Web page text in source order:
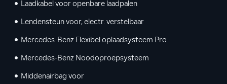
Laadkabel voor openbare laadpalen
Lendensteun voor, electr. verstelbaar
Mercedes-Benz Flexibel oplaadsysteem Pro
Mercedes-Benz Noodoproepsysteem
Middenairbag voor